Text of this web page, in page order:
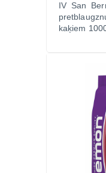
IV San
kaķiem